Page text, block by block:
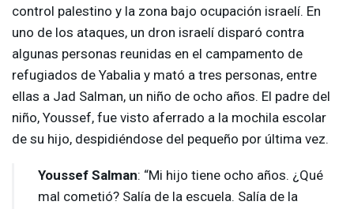
control palestino y la zona bajo ocupación israelí. En
uno de los ataques, un dron israelí disparó contra
algunas personas reunidas en el campamento de
refugiados de Yabalia y mató a tres personas, entre
ellas a Jad Salman, un niño de ocho años. El padre del
niño, Youssef, fue visto aferrado a la mochila escolar
de su hijo, despidiéndose del pequeño por última vez.
Youssef Salman: “Mi hijo tiene ocho años. ¿Qué
mal cometió? Salía de la escuela. Salía de la